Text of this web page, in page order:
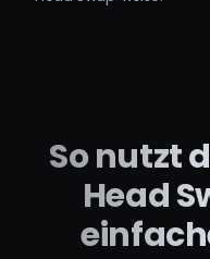
So nutzt
Head